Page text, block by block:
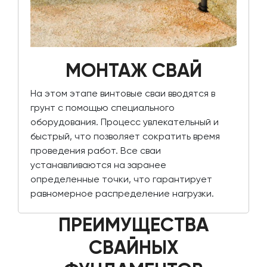
МОНТАЖ СВАЙ
На этом этапе винтовые сваи вводятся в
грунт с помощью специального
оборудования. Процесс увлекательный и
быстрый, что позволяет сократить время
проведения работ. Все сваи
устанавливаются на заранее
определенные точки, что гарантирует
равномерное распределение нагрузки.
ПРЕИМУЩЕСТВА
СВАЙНЫХ